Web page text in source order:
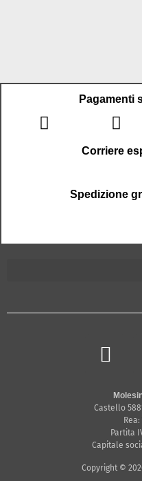
Pagamenti
Corriere
Spedizione
Castello
Rea:
Partita
Capitale
Copyright ©